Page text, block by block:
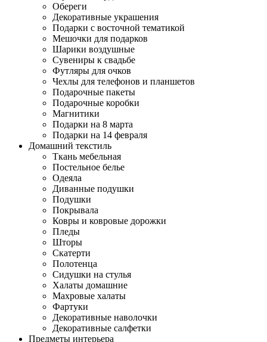
Обереги
Декоративные украшения
Подарки с восточной тематикой
Мешочки для подарков
Шарики воздушные
Сувениры к свадьбе
Футляры для очков
Чехлы для телефонов и планшетов
Подарочные пакеты
Подарочные коробки
Магнитики
Подарки на 8 марта
Подарки на 14 февраля
Домашний текстиль
Ткань мебельная
Постельное белье
Одеяла
Диванные подушки
Подушки
Покрывала
Ковры и ковровые дорожки
Пледы
Шторы
Скатерти
Полотенца
Сидушки на стулья
Халаты домашние
Махровые халаты
Фартуки
Декоративные наволочки
Декоративные салфетки
Предметы интерьера